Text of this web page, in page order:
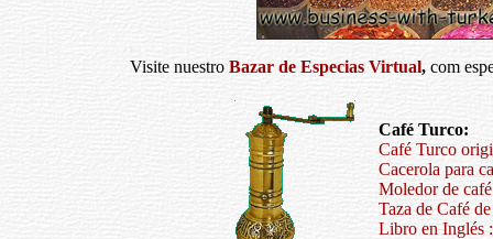
Visite nuestro Bazar de Especias Virtual,com
Café Turco:
Café Turco
Cacerola para
Moledor de
Taza de Café
Libro en Inglés